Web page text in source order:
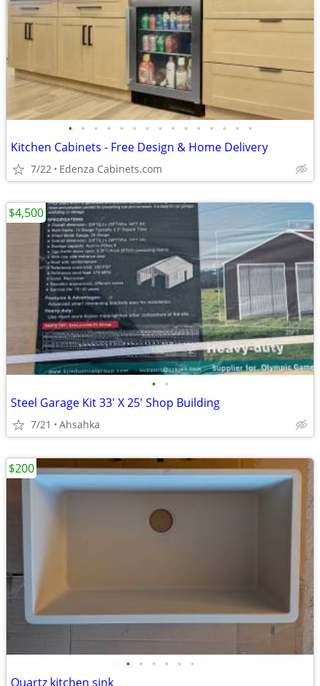
• • • • • • • • • • • • • • •
Kitchen Cabinets - Free Design & Home Delivery
7/22 Edenza Cabinets.com
• •
Steel Garage Kit 33' X 25' Shop Building
7/21 Ahsahka
$4,500
• • • • • •
Quartz kitchen sink
$200